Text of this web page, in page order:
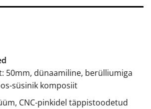
50mm, dünaamiline, berülliumiga
süsinik komposiit
CNC-pinkidel täppistoodetud